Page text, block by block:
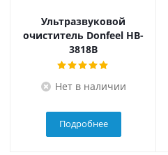
Ультразвуковой
очиститель Donfeel HB-
3818B
Нет в наличии
Подробнее